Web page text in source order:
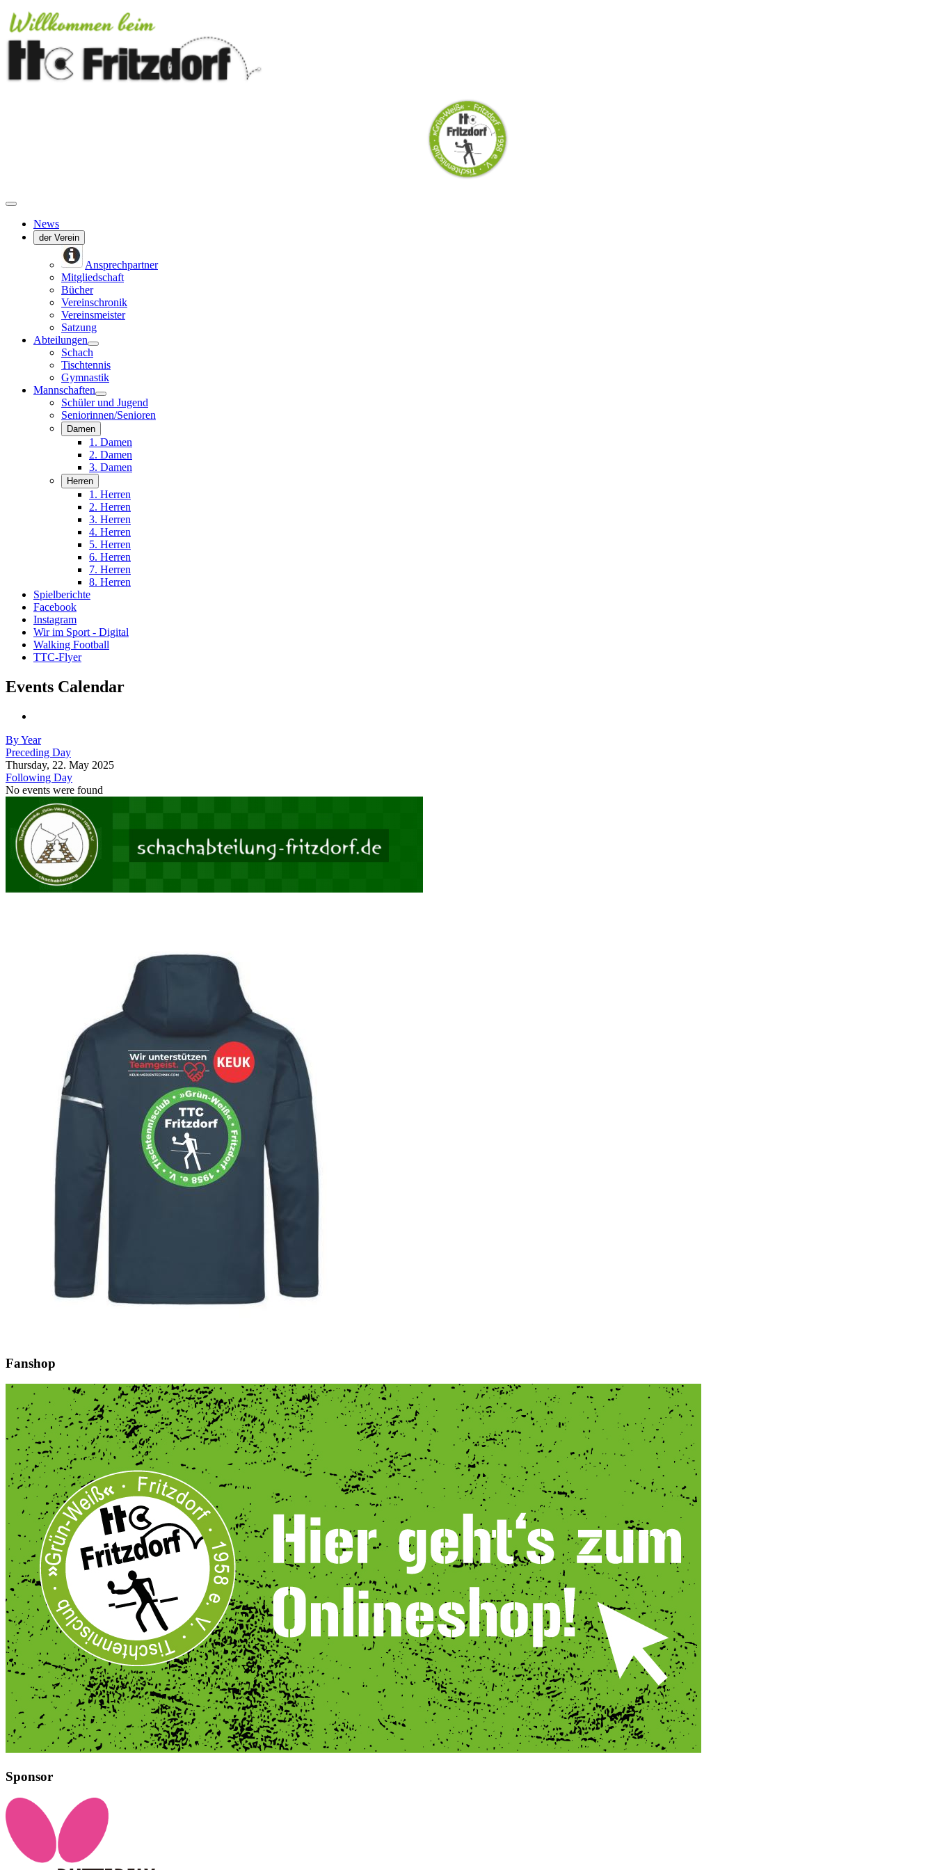
News
der Verein
Ansprechpartner
Mitgliedschaft
Bücher
Vereinschronik
Vereinsmeister
Satzung
Abteilungen
Schach
Tischtennis
Gymnastik
Mannschaften
Schüler und Jugend
Seniorinnen/Senioren
Damen
1. Damen
2. Damen
3. Damen
Herren
1. Herren
2. Herren
3. Herren
4. Herren
5. Herren
6. Herren
7. Herren
8. Herren
Spielberichte
Facebook
Instagram
Wir im Sport - Digital
Walking Football
TTC-Flyer
Events Calendar
By Year
Preceding Day
Thursday, 22. May 2025
Following Day
No events were found
Fanshop
Sponsor